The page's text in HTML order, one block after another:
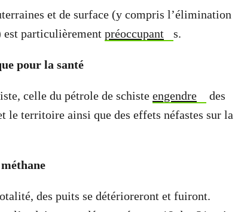
et de surface (y compris l’élimination
est particulièrement préoccupant s.
pour la santé
celle du pétrole de schiste engendre
des
le territoire ainsi que des effets néfastes sur la
des puits se détérioreront et fuiront.